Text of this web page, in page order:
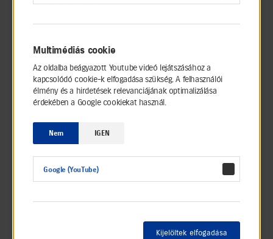
Multimédiás cookie
Az oldalba beágyazott Youtube videó lejátszásához a
kapcsolódó cookie-k elfogadása szükség. A felhasználói
élmény és a hirdetések relevanciájának optimalizálása
érdekében a Google cookiekat használ.
Nem IGEN
Google (YouTube)
Kijelöltek elfogadása
Elkészül az1 milliomodik hazai Suzuki
2013